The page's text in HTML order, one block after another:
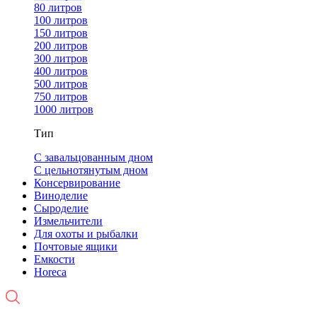
80 литров
100 литров
150 литров
200 литров
300 литров
400 литров
500 литров
750 литров
1000 литров
Тип
С завальцованным дном
С цельнотянутым дном
Консервирование
Виноделие
Сыроделие
Измельчители
Для охоты и рыбалки
Почтовые ящики
Емкости
Horeca